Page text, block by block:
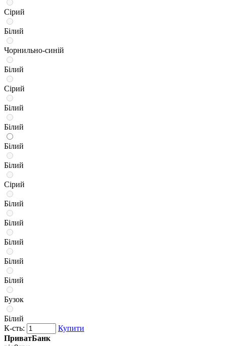
Сірий
Білий
Чорнильно-синій
Білий
Сірий
Білий
Білий
Білий
Білий
Сірий
Білий
Білий
Білий
Білий
Білий
Бузок
Білий
К-сть:
Купити
ПриватБанк